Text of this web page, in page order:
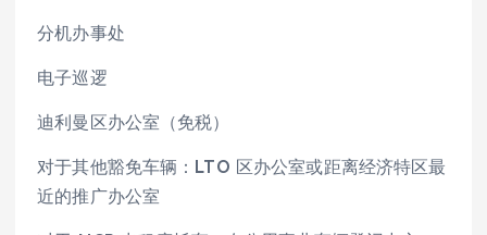
分机办事处
电子巡逻
迪利曼区办公室（免税）
对于其他豁免车辆：LTO 区办公室或距离经济特区最
近的推广办公室